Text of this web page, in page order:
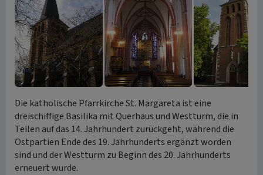
Die katholische Pfarrkirche St. Margareta ist eine
dreischiffige Basilika mit Querhaus und Westturm, die in
Teilen auf das 14. Jahrhundert zurückgeht, während die
Ostpartien Ende des 19. Jahrhunderts ergänzt worden
sind und der Westturm zu Beginn des 20. Jahrhunderts
erneuert wurde.